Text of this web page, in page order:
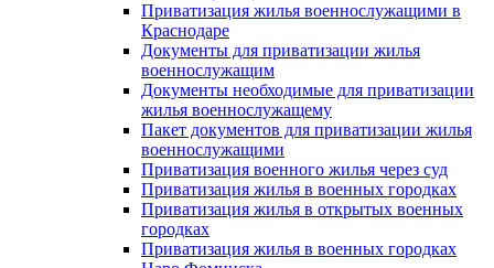
Приватизация жилья военнослужащими в
Краснодаре
Документы для приватизации жилья
военнослужащим
Документы необходимые для приватизации
жилья военнослужащему
Пакет документов для приватизации жилья
военнослужащими
Приватизация военного жилья через суд
Приватизация жилья в военных городках
Приватизация жилья в открытых военных
городках
Приватизация жилья в военных городках